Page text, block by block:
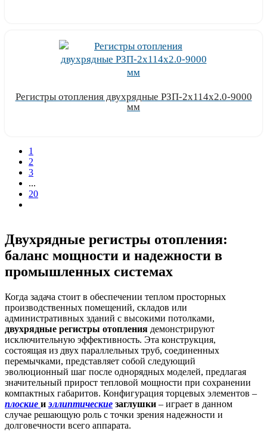
Регистры отопления двухрядные РЗП-2x114x2.0-9000
мм
1
2
3
...
20
Двухрядные регистры отопления:
баланс мощности и надежности в
промышленных системах
Когда задача стоит в обеспечении теплом просторных
производственных помещений, складов или
административных зданий с высокими потолками,
двухрядные регистры отопления демонстрируют
исключительную эффективность. Эта конструкция,
состоящая из двух параллельных труб, соединенных
перемычками, представляет собой следующий
эволюционный шаг после однорядных моделей, предлагая
значительный прирост тепловой мощности при сохранении
компактных габаритов. Конфигурация торцевых элементов –
плоские иэллиптические заглушки – играет в данном
случае решающую роль с точки зрения надежности и
долговечности всего аппарата.